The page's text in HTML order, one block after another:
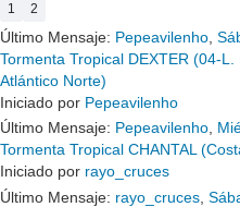
1 2
Último Mensaje: Pepeavilenho
Tormenta Tropical DEXTER (04-
Atlántico Norte)
Iniciado por Pepeavilenho
Último Mensaje: Pepeavilenho
Tormenta Tropical CHANTAL
Iniciado por rayo_cruces
Último Mensaje: rayo_cruces